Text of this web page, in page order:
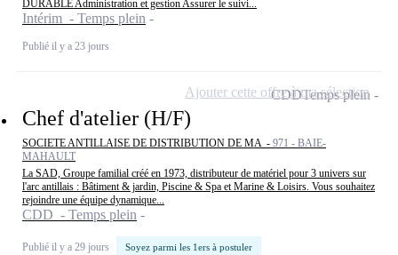
DURABLE Administration et gestion Assurer le suivi...
Intérim - Temps plein
Publié il y a 23 jours
Chef d'atelier (H/F)
SOCIETE ANTILLAISE DE DISTRIBUTION DE MA - 971 - BAIE-
MAHAULT
La SAD, Groupe familial créé en 1973, distributeur de matériel pour 3 univers sur
l'arc antillais : Bâtiment & jardin, Piscine & Spa et Marine & Loisirs. Vous souhaitez
rejoindre une équipe dynamique...
CDD - Temps plein
Publié il y a 29 jours Soyez parmi les 1ers à postuler
CDDTemps plein
Ajouter cette offre à ma sélection